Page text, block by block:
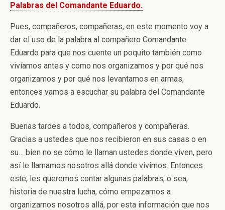
Palabras del Comandante Eduardo.
Pues, compañeros, compañeras, en este momento voy a
dar el uso de la palabra al compañero Comandante
Eduardo para que nos cuente un poquito también como
vivíamos antes y como nos organizamos y por qué nos
organizamos y por qué nos levantamos en armas,
entonces vamos a escuchar su palabra del Comandante
Eduardo.
Buenas tardes a todos, compañeros y compañeras.
Gracias a ustedes que nos recibieron en sus casas o en
su… bien no se cómo le llaman ustedes donde viven, pero
así le llamamos nosotros allá donde vivimos. Entonces
este, les queremos contar algunas palabras, o sea,
historia de nuestra lucha, cómo empezamos a
organizarnos nosotros allá, por esta información que nos